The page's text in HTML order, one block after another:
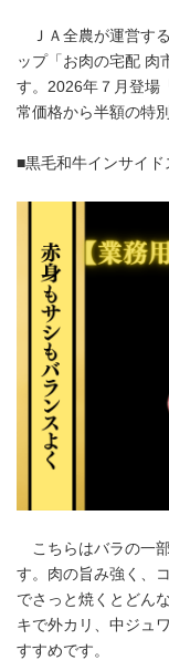
ＪＡ全農が運営す
ップ「お肉の宅配 肉
す。2026年７月登場
常価格から半額の特
■黒毛和牛インサイド
こちらはバラの一部
す。肉の旨み強く、
でさっと焼くとどん
キで外カリ、中ジュ
すすめです。